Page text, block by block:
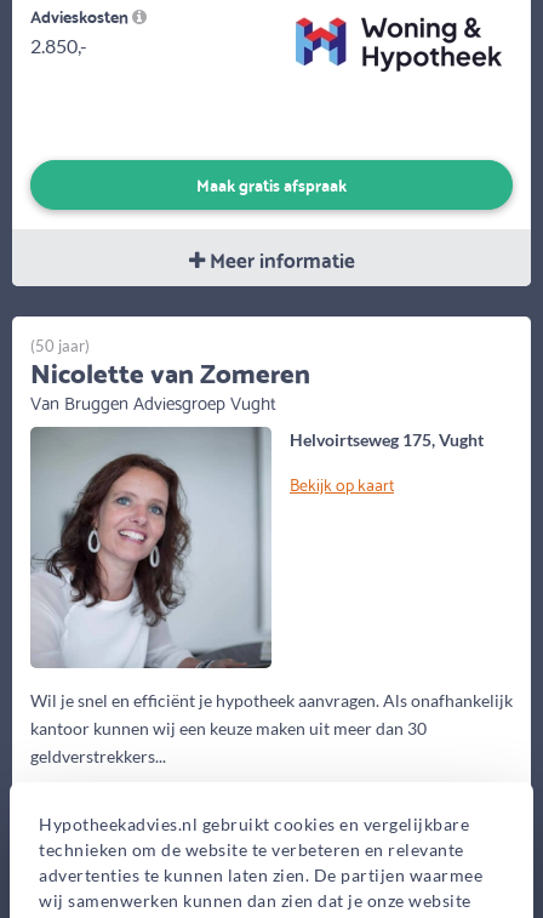
Hypotheekadvies.nl gebruikt cookies en vergelijkbare
technieken om de website te verbeteren en relevante
advertenties te kunnen laten zien. De partijen waarmee
wij samenwerken kunnen dan zien dat je onze website
Advieskosten
2.850,-
Maak gratis afspraak
Meer informatie
Helvoirtseweg 175, Vught
Bekijk op kaart
Wil je snel en efficiënt je hypotheek aanvragen. Als onafhankelijk
kantoor kunnen wij een keuze maken uit meer dan 30
geldverstrekkers...
(50 jaar)
Nicolette van Zomeren
Van Bruggen Adviesgroep Vught
0,-
Advieskosten
2.950,-